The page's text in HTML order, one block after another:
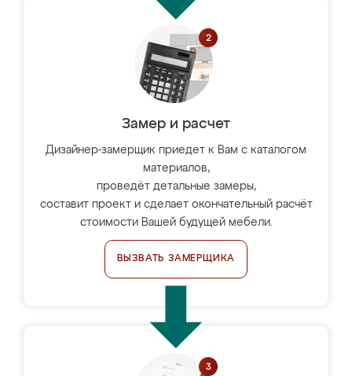
Замер и расчет
Дизайнер-замерщик приедет к Вам с каталогом
материалов,
проведёт детальные замеры,
составит проект и сделает окончательный расчёт
стоимости Вашей будущей мебели.
ВЫЗВАТЬ ЗАМЕРЩИКА